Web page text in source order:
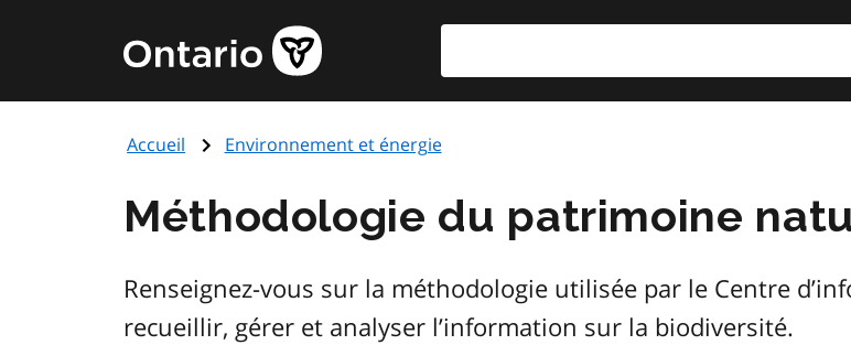
principal
Page
d'accueil
de
Accueil Environnement et énergie
Méthodologie du patrimoine
Renseignez-vous sur la méthodologie utilisée par le Centre
recueillir, gérer et analyser l’information sur la biodiversité.